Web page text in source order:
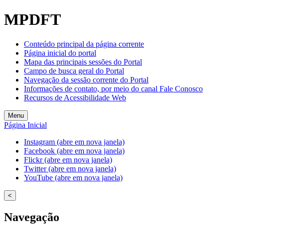
MPDFT
Conteúdo principal da página corrente
Página inicial do portal
Mapa das principais sessões do Portal
Campo de busca geral do Portal
Navegação da sessão corrente do Portal
Informações de contato, por meio do canal Fale Conosco
Recursos de Acessibilidade Web
Menu
Página Inicial
Instagram (abre em nova janela)
Facebook (abre em nova janela)
Flickr (abre em nova janela)
Twitter (abre em nova janela)
YouTube (abre em nova janela)
<
Navegação